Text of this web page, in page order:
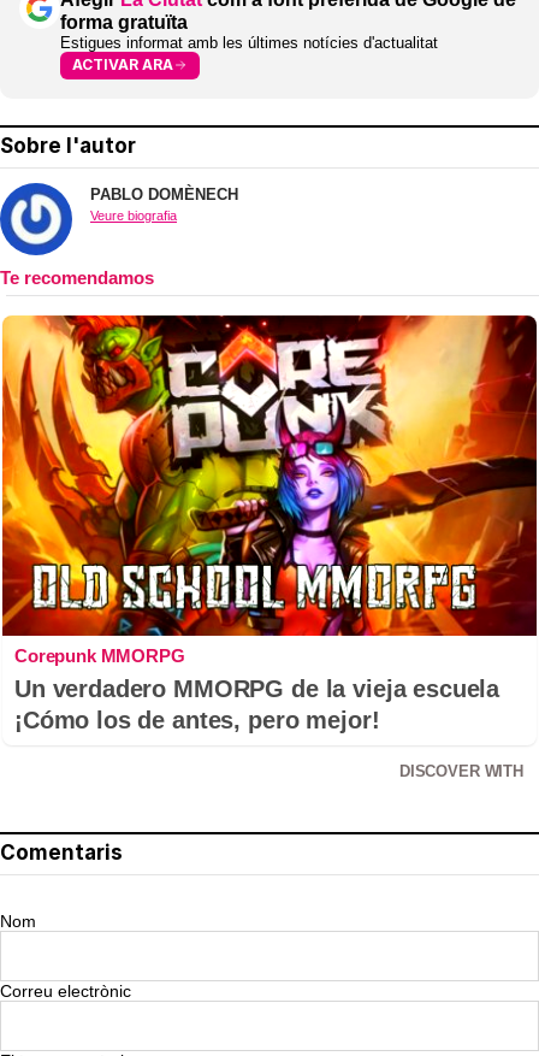
forma gratuïta
Estigues informat amb les últimes notícies d'actualitat
ACTIVAR ARA
Sobre l'autor
PABLO DOMÈNECH
Veure biografia
Corepunk MMORPG
Un verdadero MMORPG de la vieja escuela
¡Cómo los de antes, pero mejor!
DISCOVER WITH
Comentaris
Nom
Correu electrònic